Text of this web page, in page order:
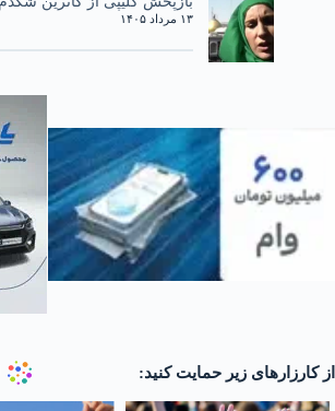
۱۳ مرداد ۱۴۰۵
از کارزارهای زیر حمایت کنید: